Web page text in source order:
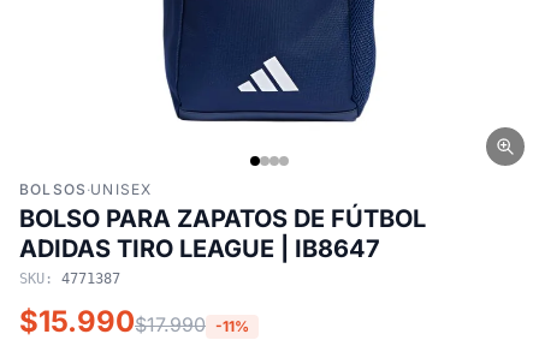
BOLSOS ·UNISEX
BOLSO PARA ZAPATOS DE FÚTBOL
ADIDAS TIRO LEAGUE | IB8647
SKU: 4771387
$15.990$17.990 -11%